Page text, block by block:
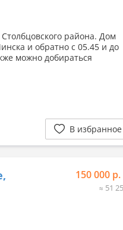
района. Дом
и обратно с 05.45 и до
можно добираться
В избранное
150 000 р.
≈ 51